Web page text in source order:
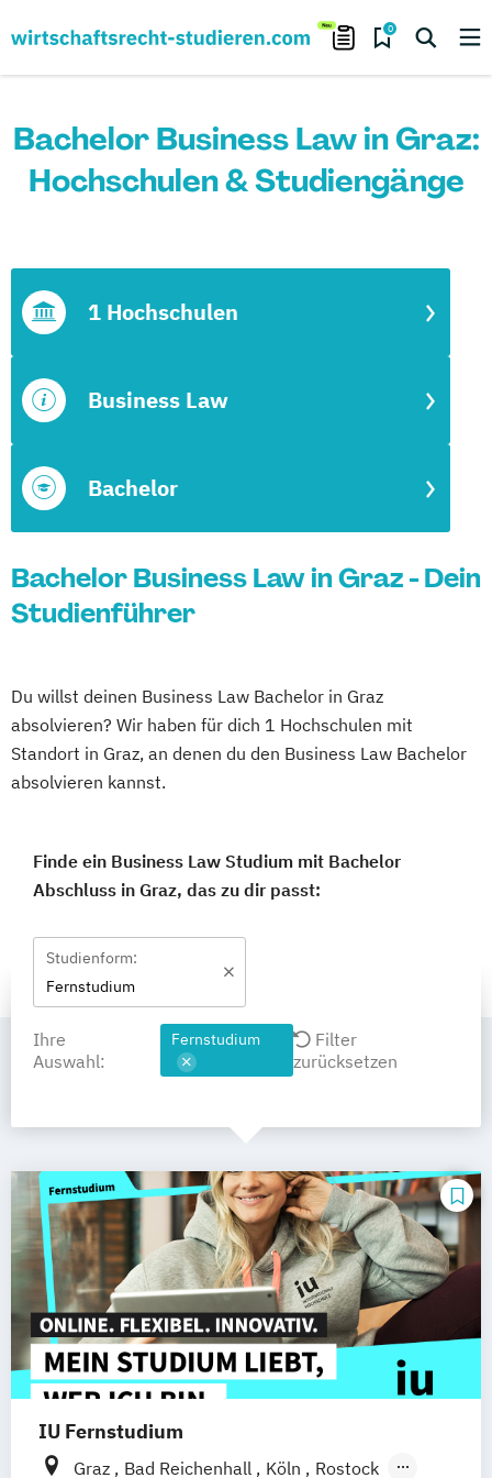
0
Bachelor Business Law in Graz:
Hochschulen & Studiengänge
Bachelor
Business Law
1 Hochschulen
Bachelor Business Law in Graz - Dein
Studienführer
Du willst deinen Business Law Bachelor in Graz
absolvieren? Wir haben für dich 1 Hochschulen mit
Standort in Graz, an denen du den Business Law Bachelor
absolvieren kannst.
Finde ein Business Law Studium mit Bachelor
Abschluss in Graz, das zu dir passt:
Studienform:
Fernstudium
Ihre
Auswahl:
Fernstudium
Filter
zurücksetzen
IU Fernstudium
Graz Bad Reichenhall Köln
Rostock